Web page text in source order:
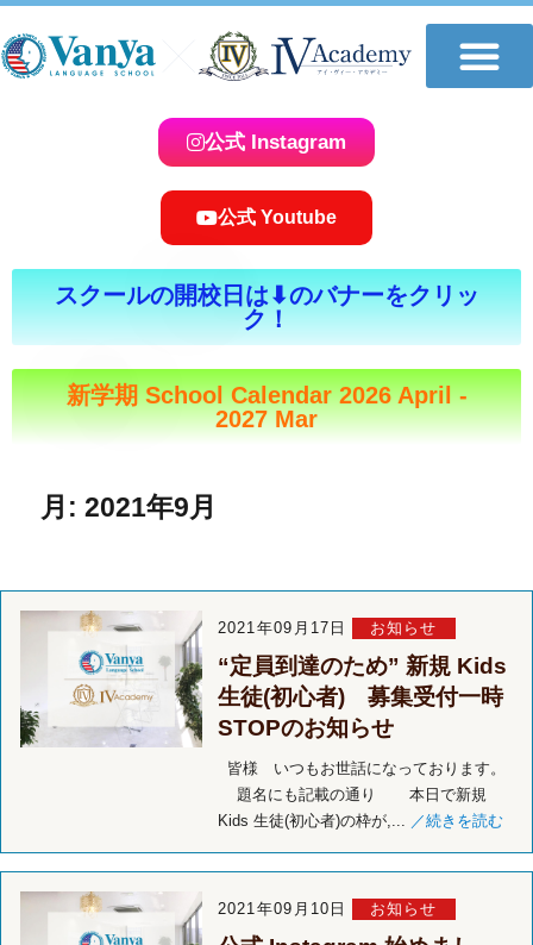
公式 Instagram
公式 Youtube
スクールの開校日は⬇︎のバナーをクリッ
ク！
新学期 School Calendar 2026 April -
2027 Mar
月:2021年9月
2021年09月17日 お知らせ
“定員到達のため” 新規 Kids
生徒(初心者) 募集受付一時
STOPのお知らせ
皆様 いつもお世話になっております。
題名にも記載の通り 本日で新規
Kids 生徒(初心者)の枠が,...
／続きを読む
2021年09月10日 お知らせ